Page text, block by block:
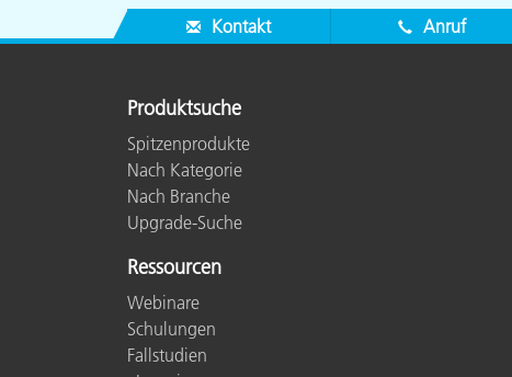
Kontakt Anruf
Produktsuche
Spitzenprodukte
Nach Kategorie
Nach Branche
Upgrade-Suche
Ressourcen
Webinare
Schulungen
Fallstudien